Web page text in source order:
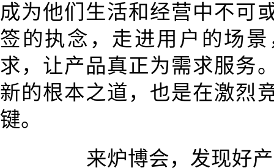
成为他们生活和经营中不可
签的执念，走进用户的场
求，让产品真正为需求服务
新的根本之道，也是在激烈
键。
来炉博会，发现好